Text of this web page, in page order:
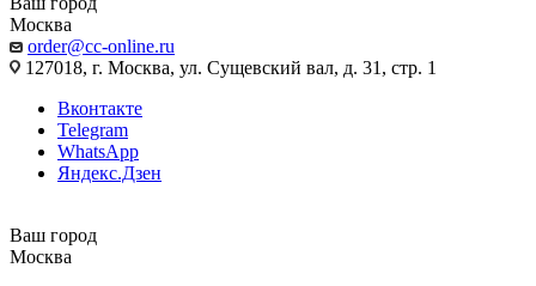
Москва
order@cc-online.ru
127018, г. Москва, ул. Сущевский вал, д. 31, стр. 1
Вконтакте
Telegram
WhatsApp
Яндекс.Дзен
Ваш город
Москва